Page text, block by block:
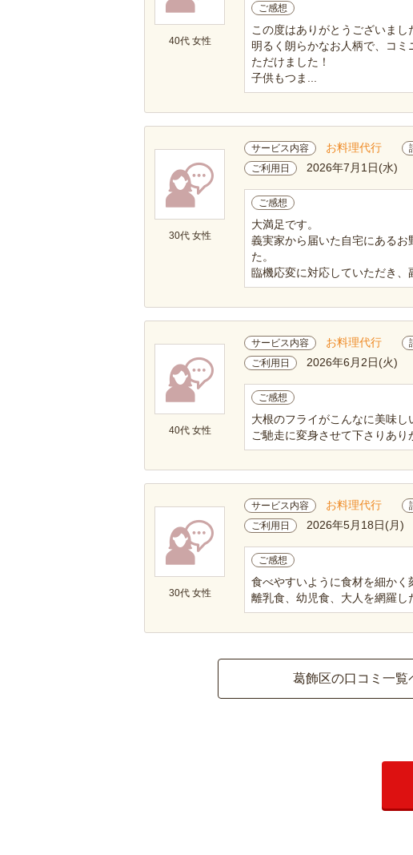
40代 女性
ご感想
この度はありがとうございまし
明るく朗らかなお人柄で、コ
ただけました！
子供もつま...
30代 女性
サービス内容 お料理代行
ご利用日 2026年7月1日(水)
ご感想
大満足です。
義実家から届いた自宅にある
た。
臨機応変に対応していただき、
40代 女性
サービス内容 お料理代行
ご利用日 2026年6月2日(火)
ご感想
大根のフライがこんなに美味
ご馳走に変身させて下さりあり
30代 女性
サービス内容 お料理代行
ご利用日 2026年5月18日(月)
ご感想
食べやすいように食材を細かく
離乳食、幼児食、大人を網羅
葛飾区の口コミ一覧